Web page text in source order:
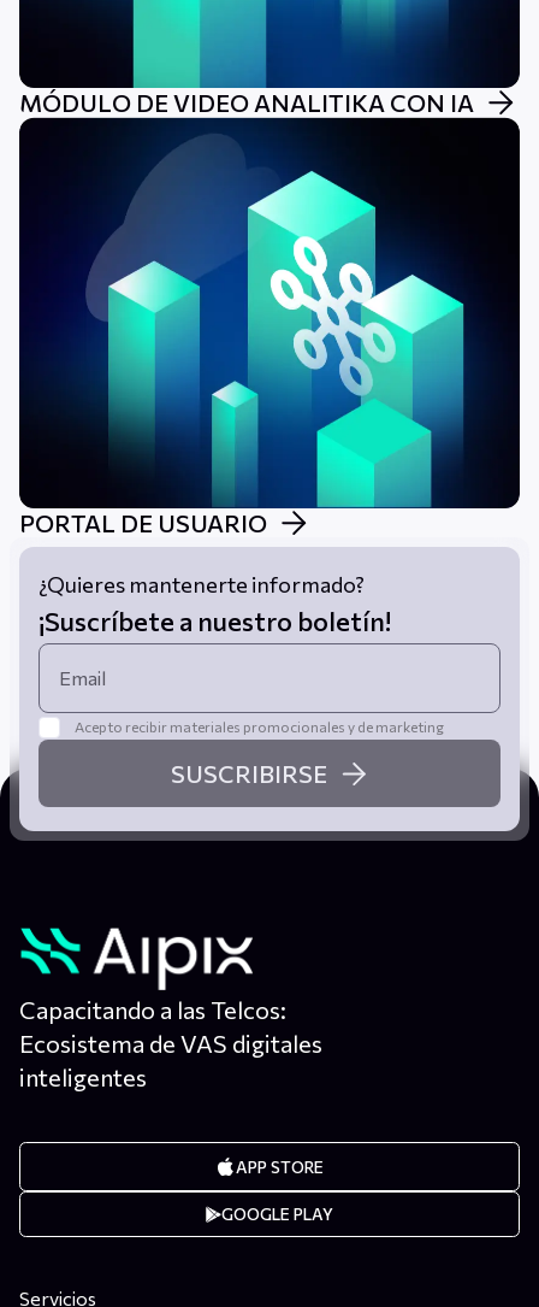
MÓDULO DE VIDEO ANALITIKA CON IA
PORTAL DE USUARIO
¿Quieres mantenerte informado?
¡Suscríbete a nuestro boletín!
Acepto recibir materiales promocionales y de marketing
SUSCRIBIRSE
Capacitando a las Telcos:
Ecosistema de VAS digitales
inteligentes
APP STORE
GOOGLE PLAY
Servicios